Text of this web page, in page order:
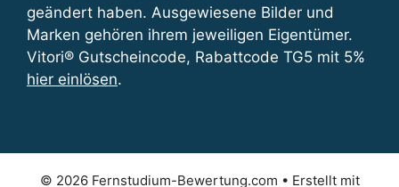
geändert haben. Ausgewiesene Bilder und
Marken gehören ihrem jeweiligen Eigentümer.
Vitori® Gutscheincode, Rabattcode TG5 mit 5%
hier einlösen.
© 2026 Fernstudium-Bewertung.com • Erstellt mit